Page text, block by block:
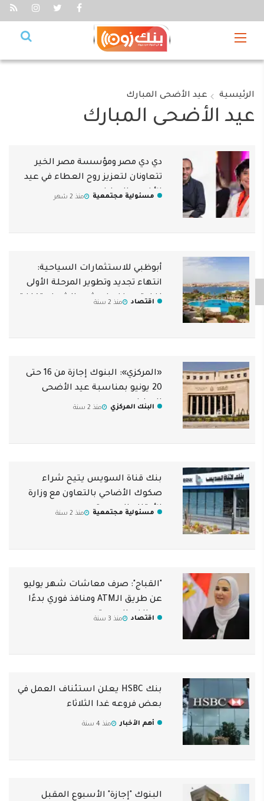
الرئيسية عيد الأضحى المبارك
عيد الأضحى المبارك
دي دي مصر ومؤسسة مصر الخير
تتعاونان لتعزيز روح العطاء في عيد
الأضحى المبارك
مسئولية مجتمعية منذ 2 شهر
أبوظبي للاستثمارات السياحية:
انتهاء تجديد وتطوير المرحلة الأولى
لفندق موفنبيك شرم الشيخ بتكلفة
اقتصاد منذ 2 سنة
«المركزي»: البنوك إجازة من 16 حتى
20 يونيو بمناسبة عيد الأضحى
المبارك
البنك المركزي منذ 2 سنة
بنك قناة السويس يتيح شراء
صكوك الأضاحي بالتعاون مع وزارة
الأوقاف المصرية
مسئولية مجتمعية منذ 2 سنة
"القباج": صرف معاشات شهر يوليو
عن طريق الـATM ومنافذ فوري بدءًا
من الغد الجمعة
اقتصاد منذ 3 سنة
بنك HSBC يعلن استئناف العمل في
بعض فروعه غدا الثلاثاء
أهم الأخبار منذ 4 سنة
البنوك "إجازة" الأسبوع المقبل